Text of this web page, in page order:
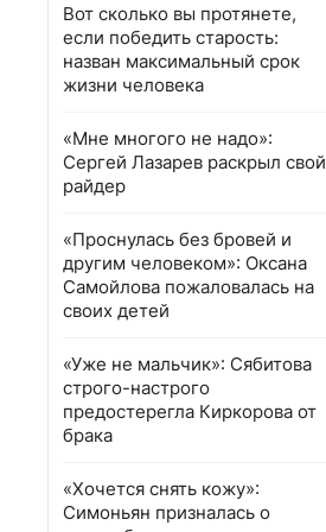
Вот сколько вы протянете,
если победить старость:
назван максимальный срок
жизни человека
«Мне многого не надо»:
Сергей Лазарев раскрыл свой
райдер
«Проснулась без бровей и
другим человеком»: Оксана
Самойлова пожаловалась на
своих детей
«Уже не мальчик»: Сябитова
строго-настрого
предостерегла Киркорова от
брака
«Хочется снять кожу»:
Симоньян призналась о